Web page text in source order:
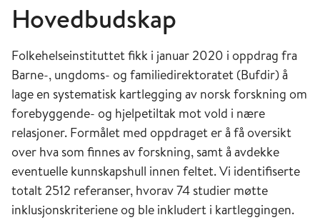
Hovedbudskap
Folkehelseinstituttet fikk i januar 2020 i oppdrag fra
Barne-, ungdoms- og familiedirektoratet (Bufdir) å
lage en systematisk kartlegging av norsk forskning om
forebyggende- og hjelpetiltak mot vold i nære
relasjoner. Formålet med oppdraget er å få oversikt
over hva som finnes av forskning, samt å avdekke
eventuelle kunnskapshull innen feltet. Vi identifiserte
totalt 2512 referanser, hvorav 74 studier møtte
inklusjonskriteriene og ble inkludert i kartleggingen.